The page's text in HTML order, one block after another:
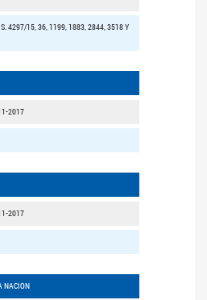
S. 4297/15, 36, 1199, 1883, 2844, 3518 Y
2017
2017
NACION